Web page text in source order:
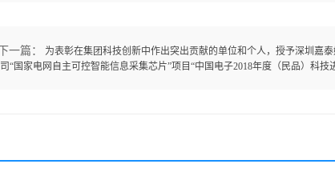
下一篇：
为表彰在集团科技创新中作出突出贡献的单位和个人，授予深圳嘉
司“国家电网自主可控智能信息采集芯片”项目“中国电子2018年度（民品）科技